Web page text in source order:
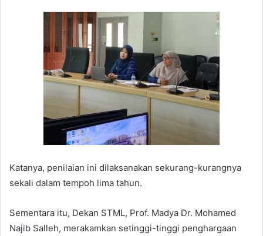
Katanya, penilaian ini dilaksanakan sekurang-kurangnya
sekali dalam tempoh lima tahun.
Sementara itu, Dekan STML, Prof. Madya Dr. Mohamed
Najib Salleh, merakamkan setinggi-tinggi penghargaan